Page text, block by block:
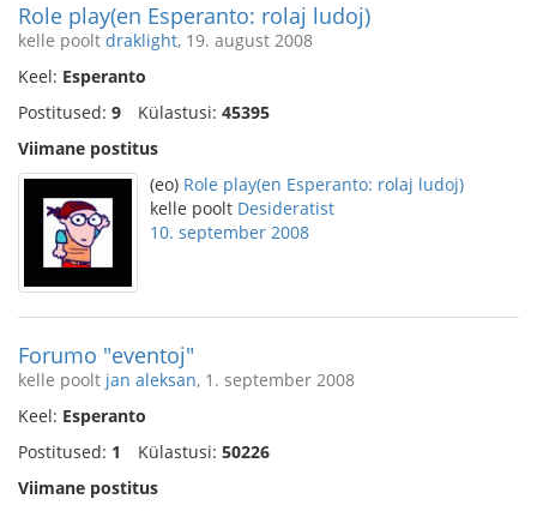
Role play(en Esperanto: rolaj ludoj)
kelle poolt draklight, 19. august 2008
Keel: Esperanto
Postitused: 9 Külastusi: 45395
Viimane postitus
(eo) Role play(en Esperanto: rolaj ludoj)
kelle poolt Desideratist
10. september 2008
Forumo "eventoj"
kelle poolt jan aleksan, 1. september 2008
Keel: Esperanto
Postitused: 1 Külastusi: 50226
Viimane postitus